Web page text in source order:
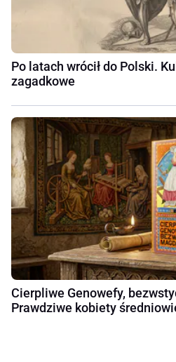
Po latach wrócił do Polski.
zagadkowe
Cierpliwe Genowefy,
Prawdziwe kobiety